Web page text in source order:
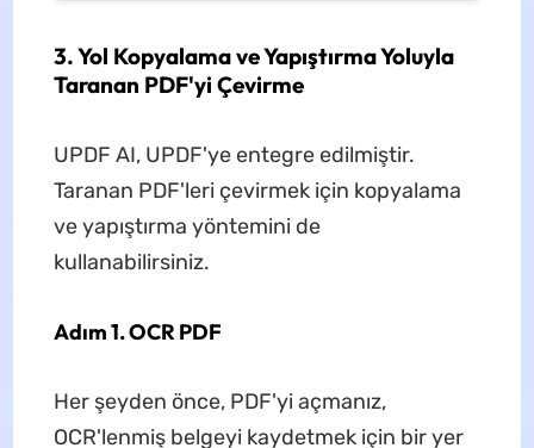
3. Yol Kopyalama ve Yapıştırma Yoluyla
Taranan PDF'yi Çevirme
UPDF AI, UPDF'ye entegre edilmiştir.
Taranan PDF'leri çevirmek için kopyalama
ve yapıştırma yöntemini de
kullanabilirsiniz.
Adım 1. OCR PDF
Her şeyden önce, PDF'yi açmanız,
OCR'lenmiş belgeyi kaydetmek için bir yer